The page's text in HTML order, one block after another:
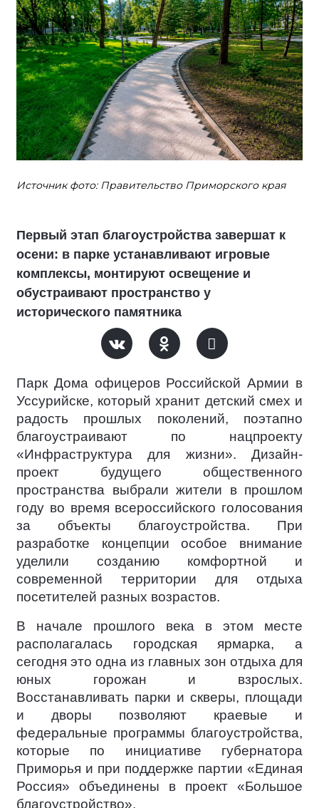
Источник фото: Правительство Приморского края
Первый этап благоустройства завершат к
осени: в парке устанавливают игровые
комплексы, монтируют освещение и
обустраивают пространство у
исторического памятника
Парк Дома офицеров Российской Армии в
Уссурийске, который хранит детский смех и
радость прошлых поколений, поэтапно
благоустраивают по нацпроекту
«Инфраструктура для жизни». Дизайн-
проект будущего общественного
пространства выбрали жители в прошлом
году во время всероссийского голосования
за объекты благоустройства. При
разработке концепции особое внимание
уделили созданию комфортной и
современной территории для отдыха
посетителей разных возрастов.
В начале прошлого века в этом месте
располагалась городская ярмарка, а
сегодня это одна из главных зон отдыха для
юных горожан и взрослых.
Восстанавливать парки и скверы, площади
и дворы позволяют краевые и
федеральные программы благоустройства,
которые по инициативе губернатора
Приморья и при поддержке партии «Единая
Россия» объединены в проект «Большое
благоустройство».